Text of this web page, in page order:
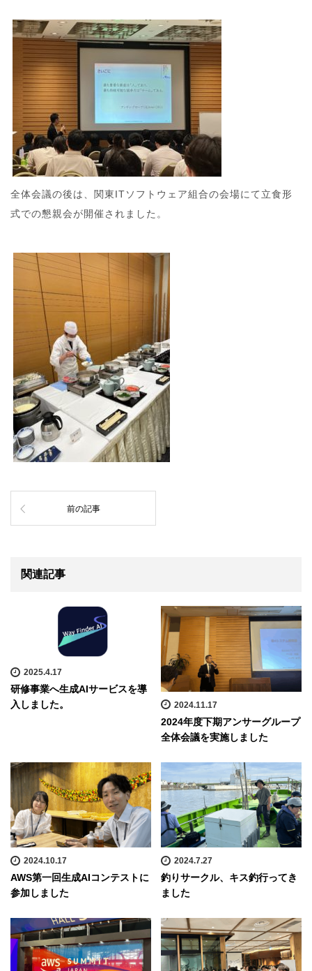
全体会議の後は、関東ITソフトウェア組合の会場にて立食形
式での懇親会が開催されました。
前の記事
関連記事
2025.4.17
研修事業へ生成AIサービスを導
入しました。
2024.11.17
2024年度下期アンサーグループ
全体会議を実施しました
2024.10.17
AWS第一回生成AIコンテストに
参加しました
2024.7.27
釣りサークル、キス釣行ってき
ました